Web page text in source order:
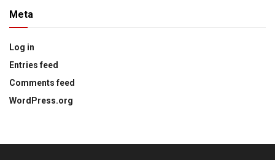
Meta
Log in
Entries feed
Comments feed
WordPress.org